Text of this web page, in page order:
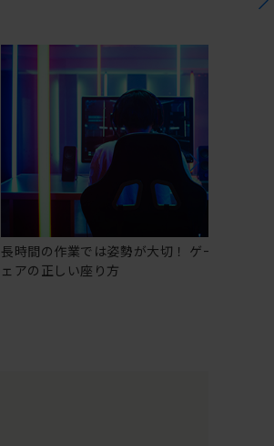
長時間の作業では姿勢が大切！ ゲーミングチ
ェアの正しい座り方